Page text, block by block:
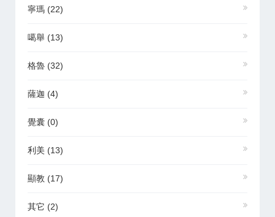
寧瑪 (22)
噶舉 (13)
格魯 (32)
薩迦 (4)
覺囊 (0)
利美 (13)
顯教 (17)
其它 (2)